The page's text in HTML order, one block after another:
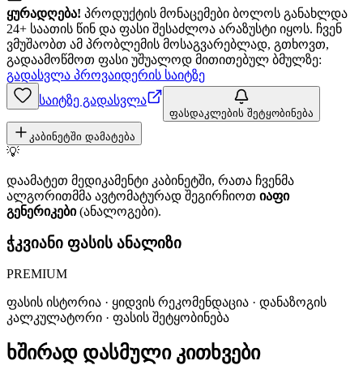
ყურადღება! პროდუქტის მონაცემები ბოლოს განახლდა
24+ საათის წინ და ფასი შესაძლოა არაზუსტი იყოს. ჩვენ
ვმუშაობთ ამ პრობლემის მოსაგვარებლად, გთხოვთ,
გადაამოწმოთ ფასი უშუალოდ მითითებულ ბმულზე:
გადასვლა პროვაიდერის საიტზე
საიტზე გადასვლა
ფასდაკლების შეტყობინება
კაბინეტში დამატება
💡
დაამატეთ მედიკამენტი კაბინეტში, რათა ჩვენმა
ალგორითმმა ავტომატურად შეგირჩიოთ იაფი
გენერიკები(ანალოგები).
ჭკვიანი ფასის ანალიზი
PREMIUM
ფასის ისტორია · ყიდვის რეკომენდაცია · დანაზოგის
კალკულატორი · ფასის შეტყობინება
ხშირად დასმული კითხვები